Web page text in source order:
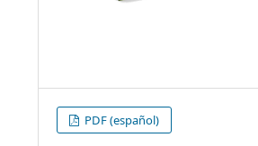
PDF (español)